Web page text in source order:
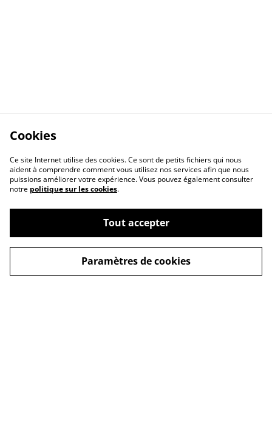
Conditions Générales
de Vente
Mentions légales
Cookies
Ce site Internet utilise des cookies. Ce sont de petits fichiers qui nous
aident à comprendre comment vous utilisez nos services afin que nous
puissions améliorer votre expérience. Vous pouvez également consulter
notre politique sur les cookies.
Tout accepter
Paramètres de cookies